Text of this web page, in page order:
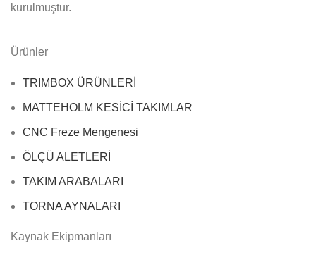
kurulmuştur.
Ürünler
TRIMBOX ÜRÜNLERİ
MATTEHOLM KESİCİ TAKIMLAR
CNC Freze Mengenesi
ÖLÇÜ ALETLERİ
TAKIM ARABALARI
TORNA AYNALARI
Kaynak Ekipmanları